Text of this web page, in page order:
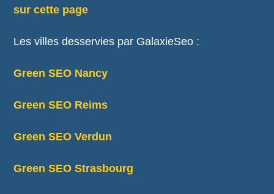
sur cette page
Les villes desservies par GalaxieSeo :
Green SEO Nancy
Green SEO Reims
Green SEO Verdun
Green SEO Strasbourg